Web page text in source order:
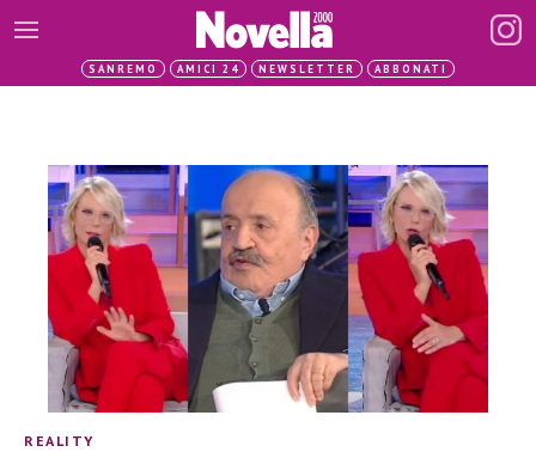
SANREMO AMICI 24 NEWSLETTER ABBONATI
REALITY